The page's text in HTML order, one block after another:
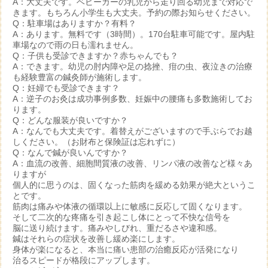
きます。もちろん小学生も大丈夫。予約の際お知らせください。
Q：駐車場はありますか？有料？
A：あります。無料です（3時間）。170台駐車可能です。屋内駐
車場なので雨の日も濡れません。
Q：子供も受診できますか？赤ちゃんでも？
A：できます。幼児の肘内障や足の捻挫、疳の虫、夜泣きの治療
も経験豊富の鍼灸師が施術します。
Q：妊婦でも受診できます？
A：逆子のお灸は成功事例多数、妊娠中の腰痛も多数施術してお
ります。
Q：どんな服装が良いですか？
A：なんでも大丈夫です。着替えがございますので手ぶらでお越
しください。（お財布と保険証は忘れずに）
Q：なんで鍼が良いんですか？
A：血流の改善、細胞間質液の改善、リンパ液の改善など様々あ
りますが
個人的に思うのは、固くなった筋肉を緩める効果が絶大というこ
とです。
筋肉は痛みや体液の循環以上に敏感に反応して固くなります。
そして二次的な疼痛を引き起こし体にとって不快な信号を
脳に送り続けます。痛みやしびれ、重だるさや違和感。
鍼はそれらの症状を改善し緩め楽にします。
身体が楽になると、本当に痛い患部の治癒反応が活発になり
治るスピードが格段にアップします。